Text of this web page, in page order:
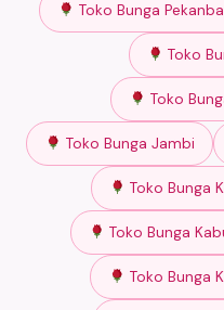
Toko Bunga
Toko
Toko
Toko Bunga Jambi
Toko Bunga
Toko Bunga
Toko Bunga